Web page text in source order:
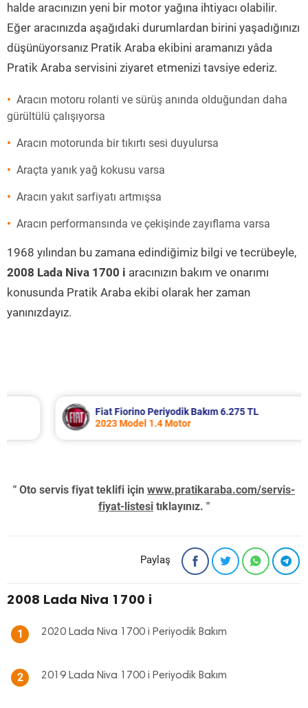
halde aracınızın yeni bir motor yağına ihtiyacı olabilir.
Eğer aracınızda aşağıdaki durumlardan birini yaşadığınızı
düşünüyorsanız Pratik Araba ekibini aramanızı yâda
Pratik Araba servisini ziyaret etmenizi tavsiye ederiz.
Aracın motoru rolanti ve sürüş anında olduğundan daha
gürültülü çalışıyorsa
Aracın motorunda bir tıkırtı sesi duyulursa
Araçta yanık yağ kokusu varsa
Aracın yakıt sarfiyatı artmışsa
Aracın performansında ve çekişinde zayıflama varsa
1968 yılından bu zamana edindiğimiz bilgi ve tecrübeyle,
2008 Lada Niva 1700 i aracınızın bakım ve onarımı
konusunda Pratik Araba ekibi olarak her zaman
yanınızdayız.
Fiat Fiorino Periyodik Bakım 6.275 TL
2023 Model 1.4 Motor
" Oto servis fiyat teklifi için www.pratikaraba.com/servis-
fiyat-listesi tıklayınız. "
Paylaş
2008 Lada Niva 1700 i
1 2020 Lada Niva 1700 i Periyodik Bakım
2 2019 Lada Niva 1700 i Periyodik Bakım